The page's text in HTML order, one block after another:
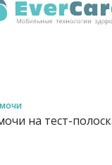
на тест-